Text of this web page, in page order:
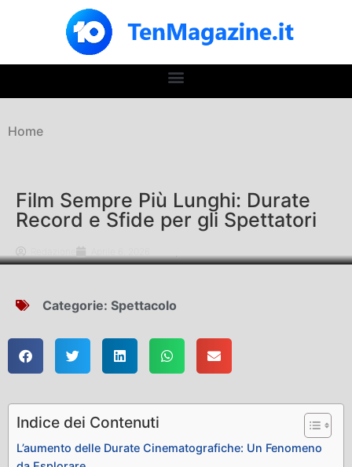
Home
Film Sempre Più Lunghi: Durate
Record e Sfide per gli Spettatori
Categorie: Spettacolo
Indice dei Contenuti
L’aumento delle Durate Cinematografiche: Un Fenomeno